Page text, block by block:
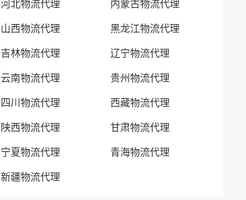
河北物流代理 内蒙古物流代理
山西物流代理 黑龙江物流代理
吉林物流代理 辽宁物流代理
云南物流代理 贵州物流代理
四川物流代理 西藏物流代理
陕西物流代理 甘肃物流代理
宁夏物流代理 青海物流代理
新疆物流代理